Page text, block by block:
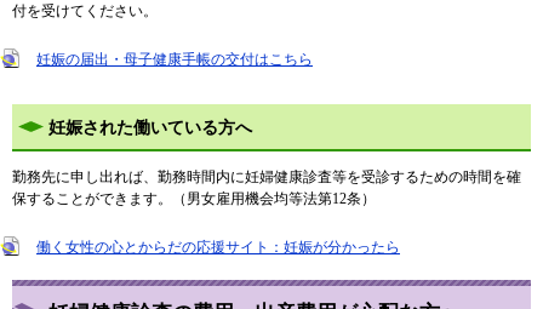
付を受けてください。
妊娠の届出・母子健康手帳の交付はこちら
妊娠された働いている方へ
勤務先に申し出れば、勤務時間内に妊婦健康診査等を受診するための時間を確
保することができます。（男女雇用機会均等法第12条）
働く女性の心とからだの応援サイト：妊娠が分かったら